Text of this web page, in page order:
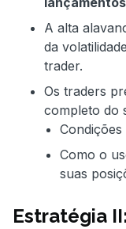
A alta
da
trader.
Os traders
completo do
Como o
suas
Estratégia